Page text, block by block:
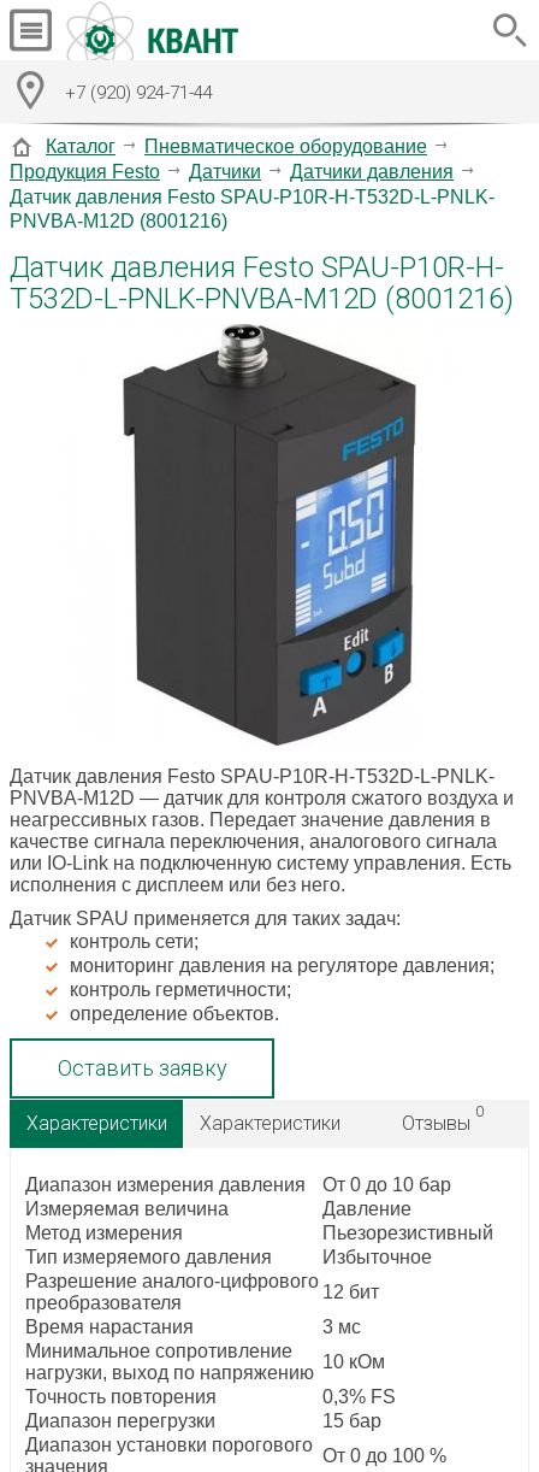
+7 (920) 924-71-44
Каталог
Пневматическое оборудование
Продукция Festo
Датчики
Датчики давления
Датчик давления Festo SPAU-P10R-H-T532D-L-PNLK-
PNVBA-M12D (8001216)
Датчик давления Festo SPAU-P10R-H-
T532D-L-PNLK-PNVBA-M12D (8001216)
Датчик давления Festo SPAU-P10R-H-T532D-L-PNLK-
PNVBA-M12D — датчик для контроля сжатого воздуха и
неагрессивных газов. Передает значение давления в
качестве сигнала переключения, аналогового сигнала
или IO-Link на подключенную систему управления. Есть
исполнения с дисплеем или без него.
Датчик SPAU применяется для таких задач:
контроль сети;
мониторинг давления на регуляторе давления;
контроль герметичности;
определение объектов.
Оставить заявку
Характеристики Характеристики Отзывы
0
Диапазон измерения давления
От 0 до 10 бар
Измеряемая величина
Давление
Метод измерения
Пьезорезистивный
Тип измеряемого давления
Избыточное
Разрешение аналого-цифрового
преобразователя
12 бит
Время нарастания
3 мс
Минимальное сопротивление
нагрузки, выход по напряжению
10 кОм
Точность повторения
0,3% FS
Диапазон перегрузки
15 бар
Диапазон установки порогового
значения
От 0 до 100 %